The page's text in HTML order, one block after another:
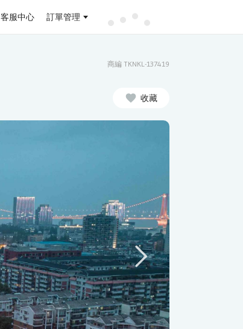
客服中心 訂單管理
商編 TKNKL-137419
收藏